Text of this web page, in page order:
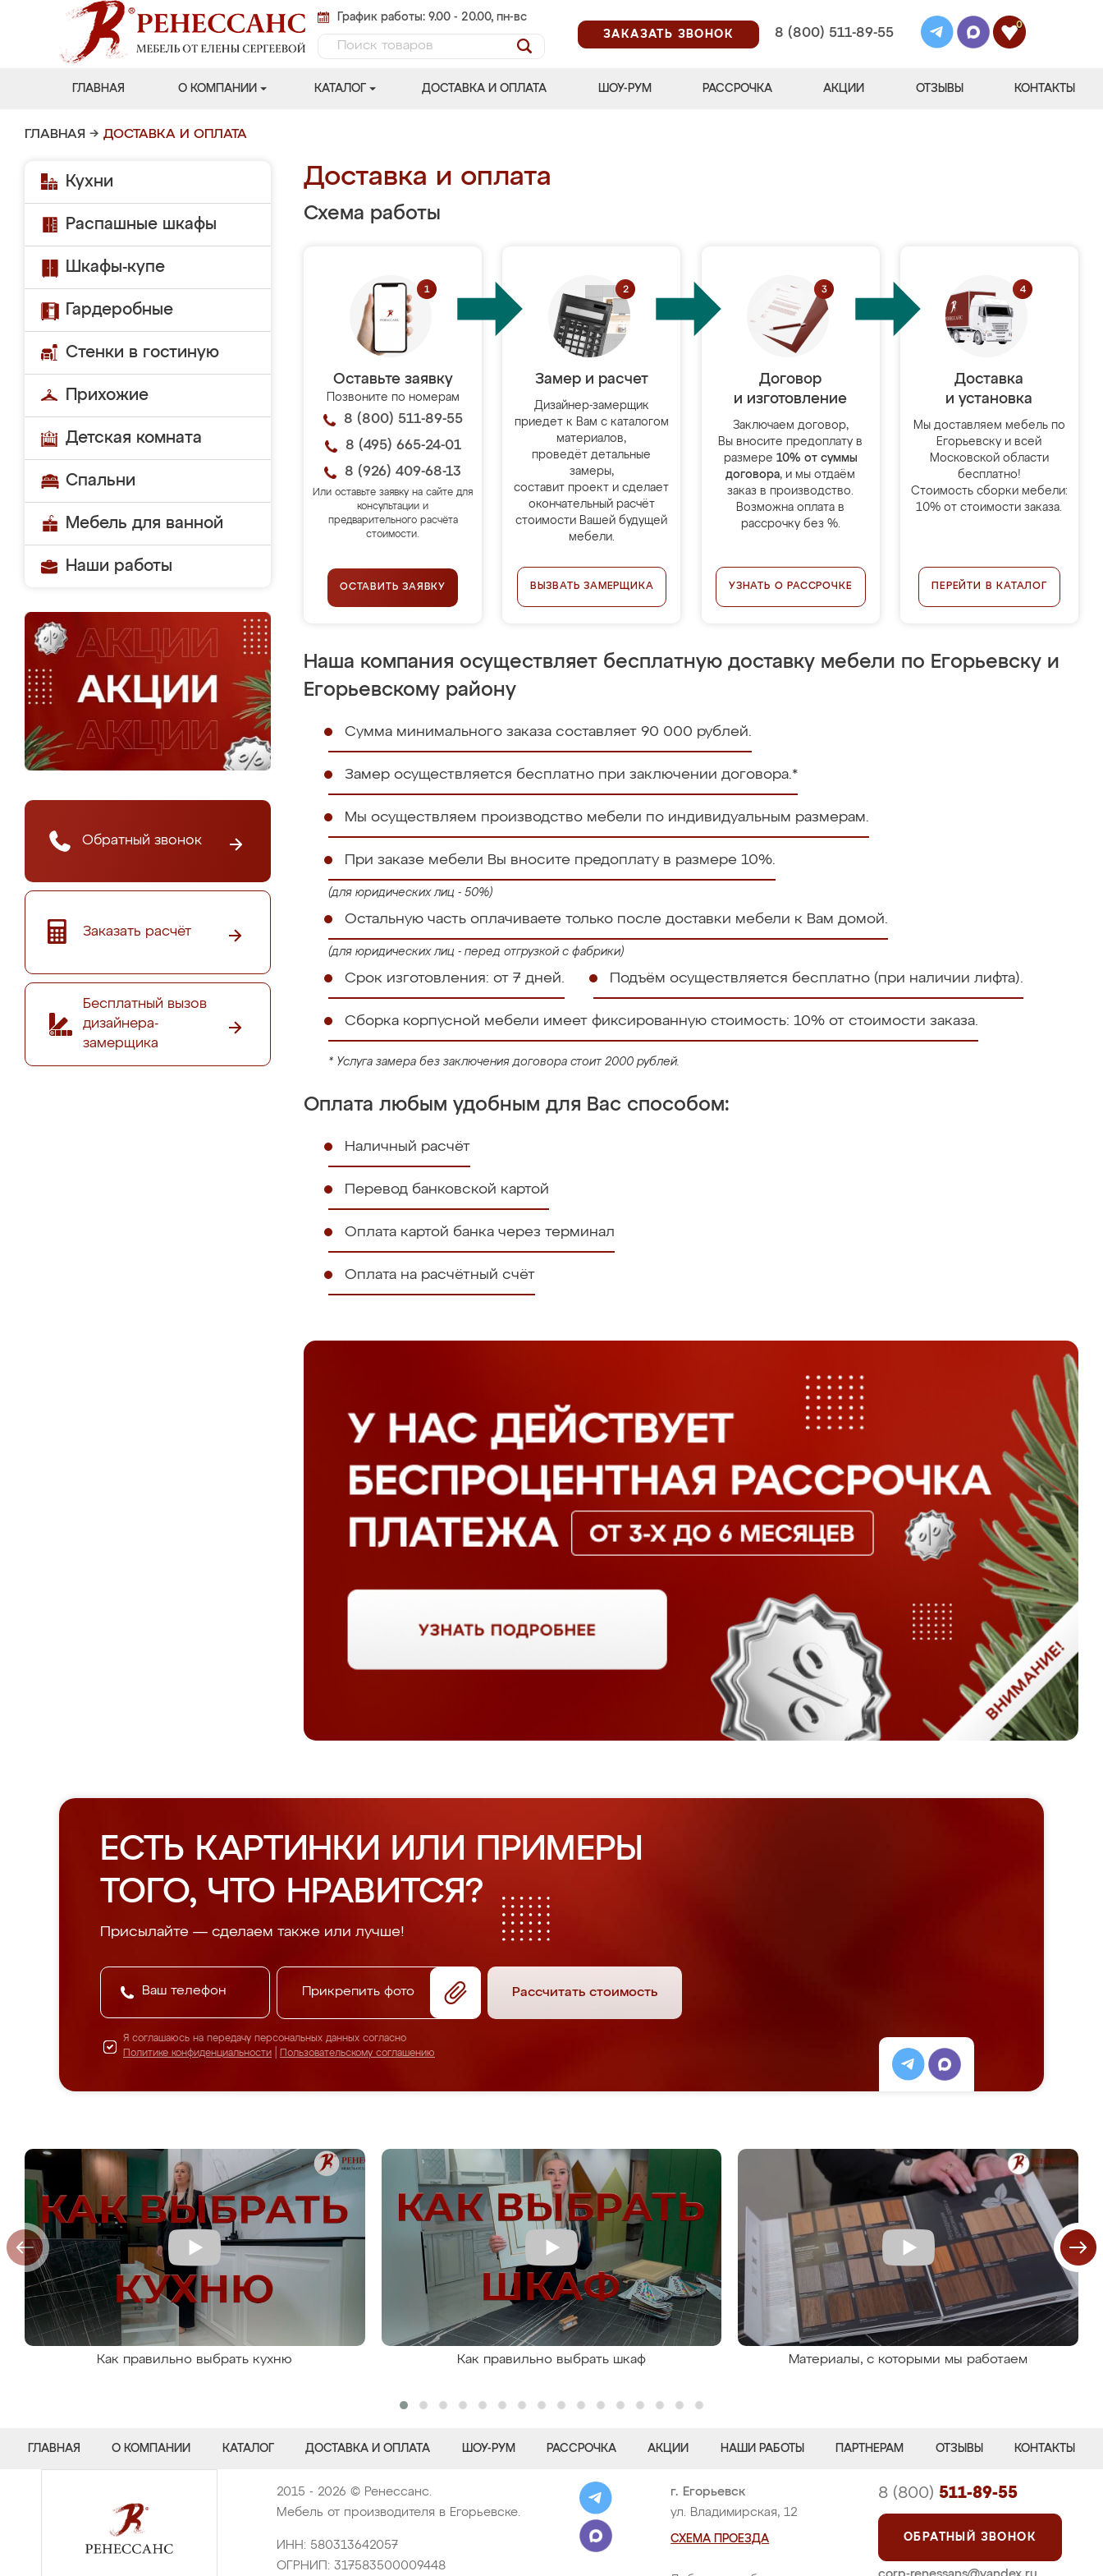
График работы: 9.00 - 20.00, пн-вс
ЗАКАЗАТЬ ЗВОНОК
8 (800) 511-89-55
0
ГЛАВНАЯ О КОМПАНИИ КАТАЛОГ ДОСТАВКА И ОПЛАТА ШОУ-РУМ РАССРОЧКА АКЦИИ ОТЗЫВЫ КОНТАКТЫ
ГЛАВНАЯ → ДОСТАВКА И ОПЛАТА
Кухни
Распашные шкафы
Шкафы-купе
Гардеробные
Стенки в гостиную
Прихожие
Детская комната
Спальни
Мебель для ванной
Наши работы
Обратный звонок
Заказать расчёт
Бесплатный вызов
дизайнера-
замерщика
Доставка и оплата
Схема работы
Оставьте заявку
Позвоните по номерам
8 (800) 511-89-55
8 (495) 665-24-01
8 (926) 409-68-13
Или оставьте заявку на сайте для
консультации и
предварительного расчёта
стоимости.
ОСТАВИТЬ ЗАЯВКУ
Замер и расчет
Дизайнер-замерщик
приедет к Вам с каталогом
материалов,
проведёт детальные
замеры,
составит проект и сделает
окончательный расчёт
стоимости Вашей будущей
мебели.
ВЫЗВАТЬ ЗАМЕРЩИКА
Договор
и изготовление
Заключаем договор,
Вы вносите предоплату в
размере 10% от суммы
договора, и мы отдаём
заказ в производство.
Возможна оплата в
рассрочку без %.
УЗНАТЬ О РАССРОЧКЕ
Доставка
и установка
Мы доставляем мебель по
Егорьевску и всей
Московской области
бесплатно!
Стоимость сборки мебели:
10% от стоимости заказа.
ПЕРЕЙТИ В КАТАЛОГ
Наша компания осуществляет бесплатную доставку мебели по Егорьевску и
Егорьевскому району
Сумма минимального заказа составляет 90 000 рублей.
Замер осуществляется бесплатно при заключении договора.*
Мы осуществляем производство мебели по индивидуальным размерам.
При заказе мебели Вы вносите предоплату в размере 10%.
(для юридических лиц - 50%)
Остальную часть оплачиваете только после доставки мебели к Вам домой.
(для юридических лиц - перед отгрузкой с фабрики)
Срок изготовления: от 7 дней. Подъём осуществляется бесплатно (при наличии лифта).
Сборка корпусной мебели имеет фиксированную стоимость: 10% от стоимости заказа.
* Услуга замера без заключения договора стоит 2000 рублей.
Оплата любым удобным для Вас способом:
Наличный расчёт
Перевод банковской картой
Оплата картой банка через терминал
Оплата на расчётный счёт
ЕСТЬ КАРТИНКИ ИЛИ ПРИМЕРЫ
ТОГО, ЧТО НРАВИТСЯ?
Присылайте — сделаем также или лучше!
Прикрепить фото Рассчитать стоимость
Я соглашаюсь на передачу персональных данных согласно
Политике конфиденциальности
Пользовательскому соглашению
Как правильно выбрать кухню Как правильно выбрать шкаф Материалы, с которыми мы работаем
ГЛАВНАЯ О КОМПАНИИ КАТАЛОГ ДОСТАВКА И ОПЛАТА ШОУ-РУМ РАССРОЧКА АКЦИИ НАШИ РАБОТЫ ПАРТНЕРАМ ОТЗЫВЫ КОНТАКТЫ
2015 - 2026 © Ренессанс.
Мебель от производителя в Егорьевске.
ИНН: 580313642057
ОГРНИП: 317583500009448
г. Егорьевск
ул. Владимирская, 12
СХЕМА ПРОЕЗДА
8 (800) 511-89-55
ОБРАТНЫЙ ЗВОНОК